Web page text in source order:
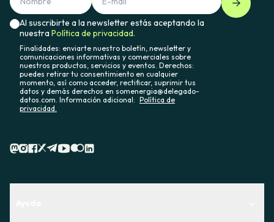
Al suscribirte a la newsletter estás aceptando la
nuestraPolítica de privacidad.
Finalidades: enviarte nuestro boletín, newsletter y
comunicaciones informativas y comerciales sobre
nuestros productos, servicios y eventos. Derechos:
puedes retirar tu consentimiento en cualquier
momento, así como acceder, rectificar, suprimir tus
datos y demás derechos en somenergia@delegado-
datos.com. Información adicional: Política de
privacidad.